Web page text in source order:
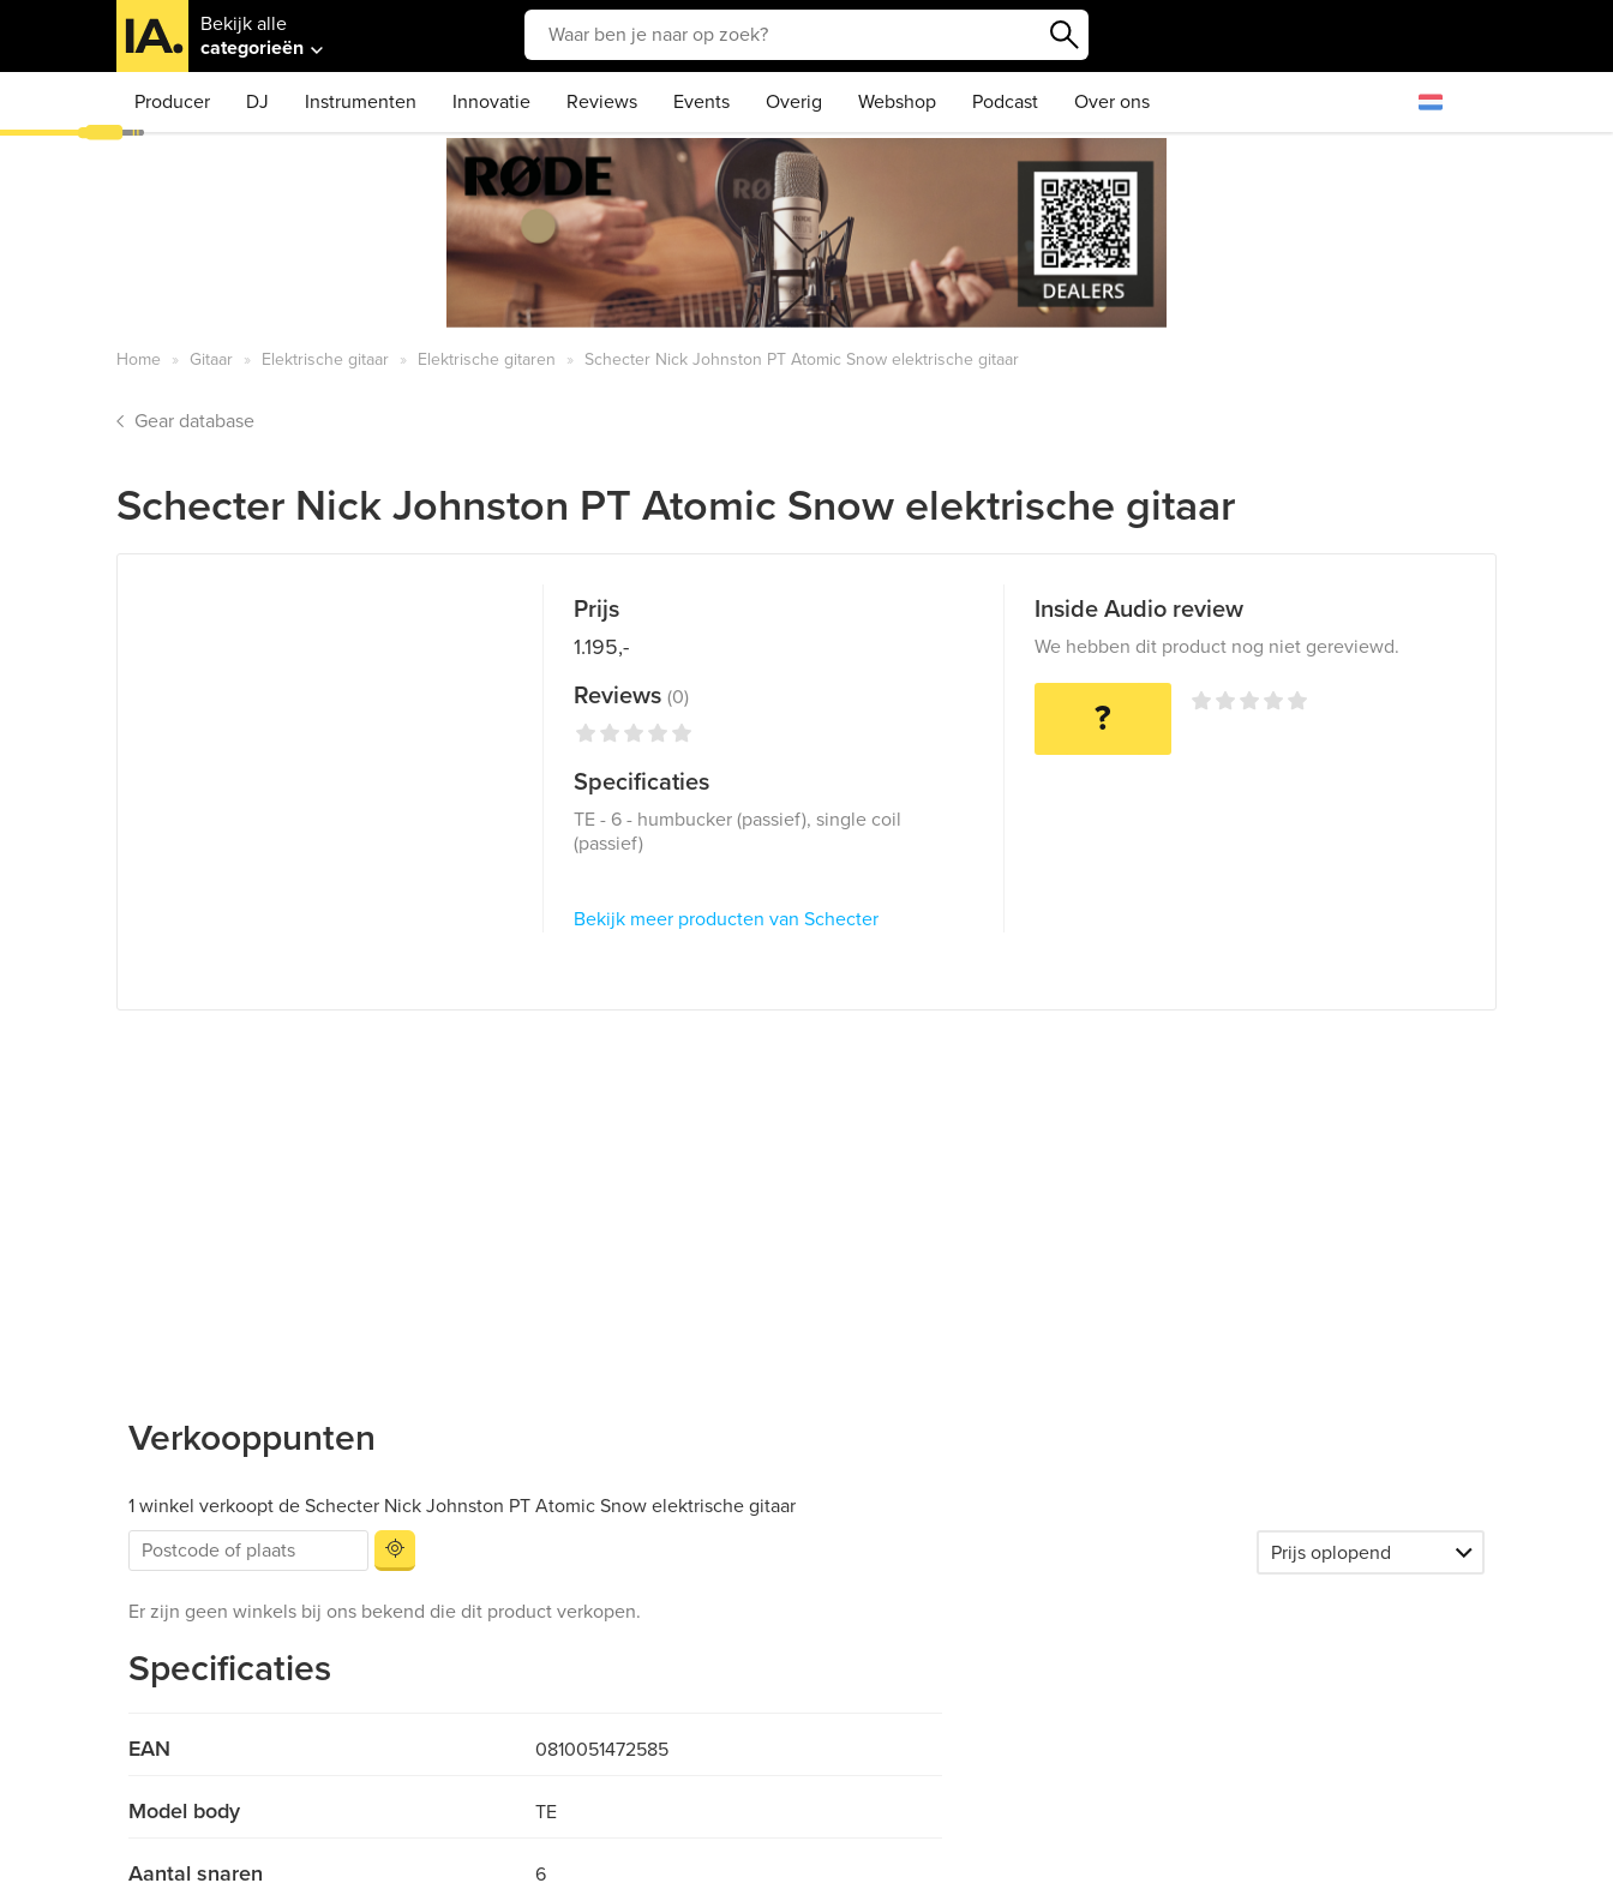
Bekijk alle
categorieën
Producer DJ Instrumenten Innovatie Reviews Events Overig Webshop Podcast Over ons
Home Gitaar Elektrische gitaar Elektrische gitaren Schecter Nick Johnston PT Atomic Snow elektrische gitaar
Gear database
Schecter Nick Johnston PT Atomic Snow elektrische gitaar
Prijs
1.195,-
Reviews(0)
Specificaties
TE - 6 - humbucker (passief), single coil
(passief)
Bekijk meer producten van Schecter
Inside Audio review
We hebben dit product nog niet gereviewd.
?
Verkooppunten
1 winkel verkoopt de Schecter Nick Johnston PT Atomic Snow elektrische gitaar
Er zijn geen winkels bij ons bekend die dit product verkopen.
Specificaties
EAN 0810051472585
Model body TE
Aantal snaren 6